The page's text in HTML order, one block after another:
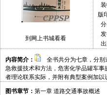
到网上书城看看
版
内容简介：
全书共分为七章，分别
急救援技术和方法，危害化学品罐车
者理论联系实际，并附有典型案例加以
图书章节： 第一章 道路交通事故概述